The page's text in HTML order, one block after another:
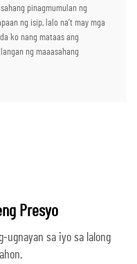
pinagmumulan ng
ng isip, lalo na’t may mga
ko nang mataas ang
ng maaasahang
Presyo
ugnayan sa iyo sa lalong